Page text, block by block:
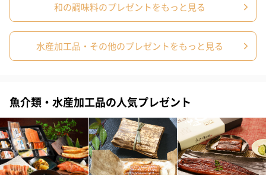
和の調味料のプレゼントをもっと見る
水産加工品・その他のプレゼントをもっと見る
魚介類・水産加工品の人気プレゼント